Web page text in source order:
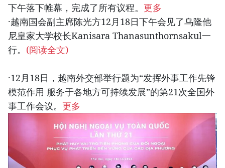
下午落下帷幕，完成了所有议程。 更多
·越南国会副主席陈光方12月18日下午会见了乌隆他
尼皇家大学校长Kanisara Thanasunthornsakul一
行。 (阅读全文)
·12月18日，越南外交部举行题为“发挥外事工作先锋
模范作用 服务于各地方可持续发展”的第21次全国外
事工作会议。 更多